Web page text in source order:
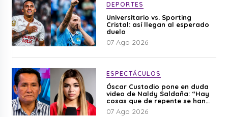
DEPORTES
Universitario vs. Sporting
Cristal: así llegan al esperado
duelo
07 Ago 2026
ESPECTÁCULOS
Óscar Custodio pone en duda
video de Naldy Saldaña: “Hay
cosas que de repente se han
editado”
07 Ago 2026